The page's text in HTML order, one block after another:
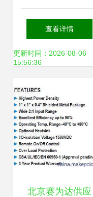
NFCI电源模块产品
资料详解
查看详情
更新时间：2026-08-06
15:56:36
北京赛为达供应